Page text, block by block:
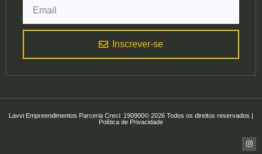
Inscrever-se
Lavvi Empreendimentos Parceria Creci: 190900© 2026 Todos os direitos reservados |
Política de Privacidade